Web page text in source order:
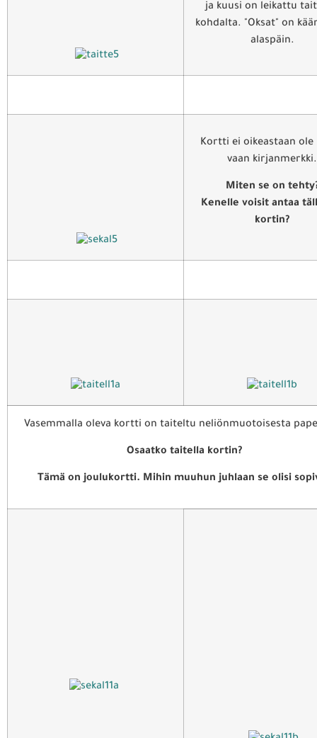
ja kuusi on leikattu
kohdalta. "Oksat" on
alaspäin.
Kortti ei oikeastaan
vaan kirjanmerkki.
Miten se on
Kenelle voisit antaa
kortin?
Vasemmalla oleva kortti on taiteltu neliönmuotoisesta
Osaatko taitella kortin?
Tämä on joulukortti. Mihin muuhun juhlaan se olisi